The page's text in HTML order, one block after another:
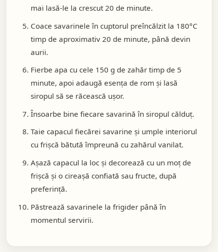
mai lasă-le la crescut 20 de minute.
Coace savarinele în cuptorul preîncălzit la 180°C
timp de aproximativ 20 de minute, până devin
aurii.
Fierbe apa cu cele 150 g de zahăr timp de 5
minute, apoi adaugă esența de rom și lasă
siropul să se răcească ușor.
Însoarbe bine fiecare savarină în siropul călduț.
Taie capacul fiecărei savarine și umple interiorul
cu frișcă bătută împreună cu zahărul vanilat.
Așază capacul la loc și decorează cu un moț de
frișcă și o cireașă confiată sau fructe, după
preferință.
Păstrează savarinele la frigider până în
momentul servirii.